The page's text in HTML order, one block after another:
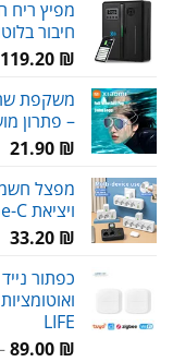
מפיץ ריח
חיבור
119.20 ₪
– פתרון
21.90 ₪
ויציאת Type-C - מגן ומייצב מתח
33.20 ₪
כפתור
LIFE
89.00 ₪